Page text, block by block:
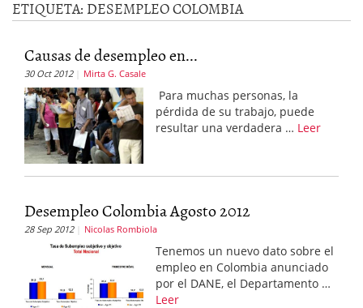
ETIQUETA: DESEMPLEO COLOMBIA
Causas de desempleo en...
30 Oct 2012 Mirta G. Casale
Para muchas personas, la
pérdida de su trabajo, puede
resultar una verdadera … Leer
Desempleo Colombia Agosto 2012
28 Sep 2012 Nicolas Rombiola
Tenemos un nuevo dato sobre el
empleo en Colombia anunciado
por el DANE, el Departamento …
Leer